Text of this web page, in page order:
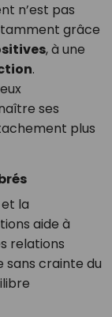
n’est pas
grâce
, à une
.
ses
plus
la
aide à
relations
sans crainte du